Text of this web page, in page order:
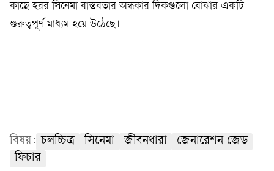
কাছে হরর সিনেমা বাস্তবতার অন্ধকার দিকগুলো বোঝার একটি
গুরুত্বপূর্ণ মাধ্যম হয়ে উঠেছে।
বিষয়: চলচ্চিত্র সিনেমা জীবনধারা
জেনারেশন জেড
ফিচার